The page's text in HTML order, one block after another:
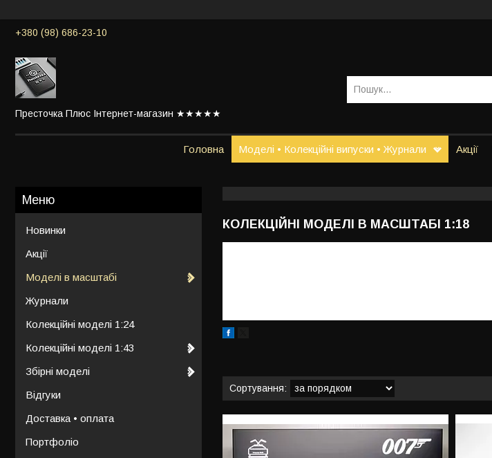
+380 (98) 686-23-10
Престочка Плюс Інтернет-магазин ★★★★★
Головна Моделі • Колекційні випуски • Журнали Акції
КОЛЕКЦІЙНІ МОДЕЛІ В МАСШТАБІ 1:18
Новинки
Акції
Моделі в масштабі
Журнали
Колекційні моделі 1:24
Колекційні моделі 1:43
Збірні моделі
Відгуки
Доставка • оплата
Портфоліо